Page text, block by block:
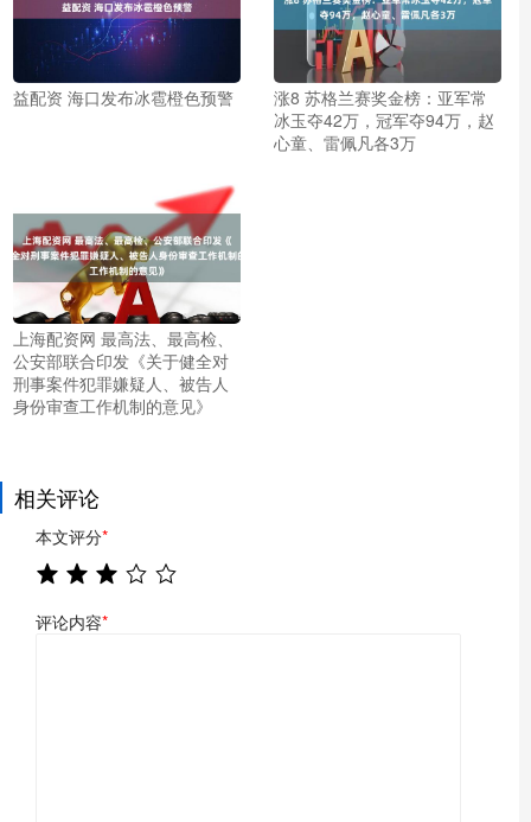
益配资 海口发布冰雹橙色预警
涨8 苏格兰赛奖金榜：亚军常
冰玉夺42万，冠军夺94万，赵
心童、雷佩凡各3万
上海配资网 最高法、最高检、
公安部联合印发《关于健全对
刑事案件犯罪嫌疑人、被告人
身份审查工作机制的意见》
相关评论
本文评分*
评论内容*